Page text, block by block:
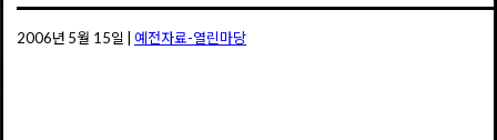
2006년 5월 15일 | 예전자료-열린마당